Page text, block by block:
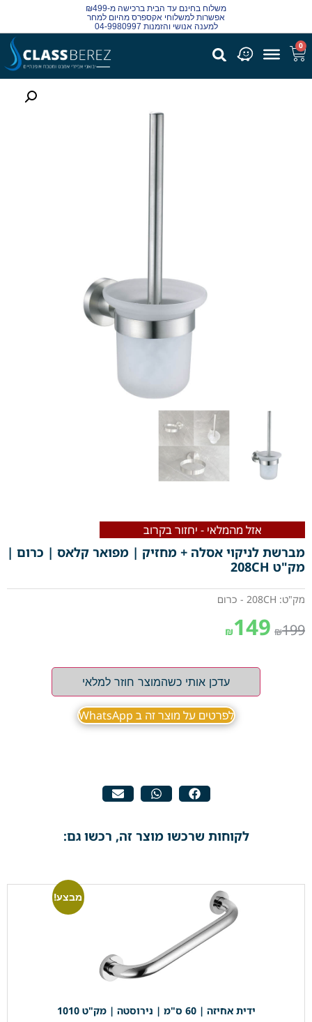
משלוח בחינם עד הבית ברכישה מ-₪499
אפשרות למשלוחי אקספרס מהיום למחר
למענה אנושי והזמנות 04-9980997
0
אזל מהמלאי - יחזור בקרוב
מברשת לניקוי אסלה + מחזיק | מפואר קלאס | כרום |
מק"ט 208CH
מק"ט: 208CH - כרום
₪199
₪149
עדכן אותי כשהמוצר חוזר למלאי
לפרטים על מוצר זה ב WhatsApp
לקוחות שרכשו מוצר זה, רכשו גם:
מבצע!
ידית אחיזה | 60 ס"מ | נירוסטה | מק"ט 1010